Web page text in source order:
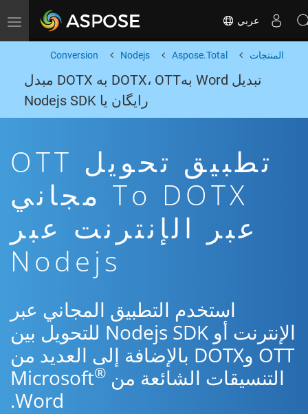
Toggle navigation عربي
المنتجات Aspose.Total
Nodejs
Conversion
تبدیل Word بهDOTX، OTT به DOTX مبدل
رایگان یا Nodejs SDK
تطبيق تحويل OTT
To DOTX مجاني
عبر الإنترنت عبر
Nodejs
استخدم التطبيق المجاني عبر
الإنترنت أو Nodejs SDK للتحويل بين
OTT وDOTX بالإضافة إلى العديد من
التنسيقات الشائعة من Microsoft ®
Word.